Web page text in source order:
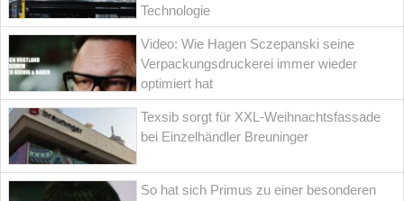
Technologie
Video: Wie Hagen Sczepanski seine
Verpackungsdruckerei immer wieder
optimiert hat
Texsib sorgt für XXL-Weihnachtsfassade
bei Einzelhändler Breuninger
So hat sich Primus zu einer besonderen